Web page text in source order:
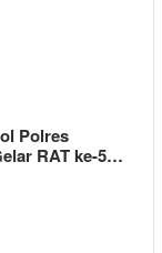
Polres
RAT ke-5…